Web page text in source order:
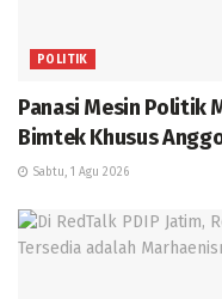
POLITIK
Panasi Mesin Politik
Bimtek Khusus
Sabtu, 1 Agu 2026